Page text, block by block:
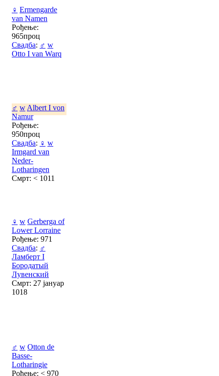
♀ Ermengarde
van Namen
Рођење:
965проц
Свадба: ♂ w
Otto I van Warq
♂ w Albert I von
Namur
Рођење:
950проц
Свадба: ♀ w
Irmgard van
Neder-
Lotharingen
Смрт: < 1011
♀ w Gerberga of
Lower Lorraine
Рођење: 971
Свадба: ♂
Ламберт I
Бородатый
Лувенский
Смрт: 27 јануар
1018
♂ w Otton de
Basse-
Lotharingie
Рођење: < 970